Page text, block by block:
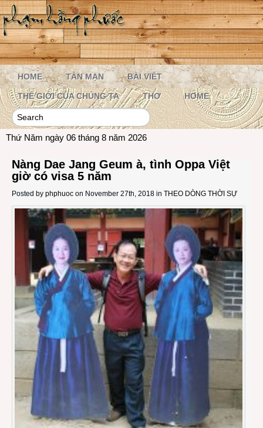
HOME TẢN MẠN BÀI VIẾT
THẾ GIỚI CỦA CHÚNG TA THƠ HOME
Thứ Năm ngày 06 tháng 8 năm 2026
Nàng Dae Jang Geum à, tình Oppa Việt
giờ có visa 5 năm
Posted by phphuoc on November 27th, 2018 in THEO DÒNG THỜI SỰ